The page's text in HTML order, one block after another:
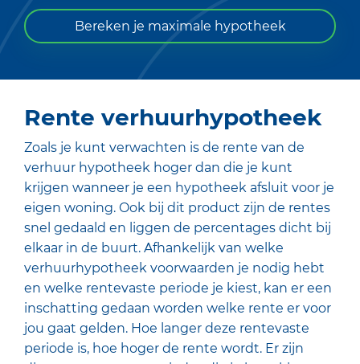
Bereken je maximale hypotheek
Rente verhuurhypotheek
Zoals je kunt verwachten is de rente van de
verhuur hypotheek hoger dan die je kunt
krijgen wanneer je een hypotheek afsluit voor je
eigen woning. Ook bij dit product zijn de rentes
snel gedaald en liggen de percentages dicht bij
elkaar in de buurt. Afhankelijk van welke
verhuurhypotheek voorwaarden je nodig hebt
en welke rentevaste periode je kiest, kan er een
inschatting gedaan worden welke rente er voor
jou gaat gelden. Hoe langer deze rentevaste
periode is, hoe hoger de rente wordt. Er zijn